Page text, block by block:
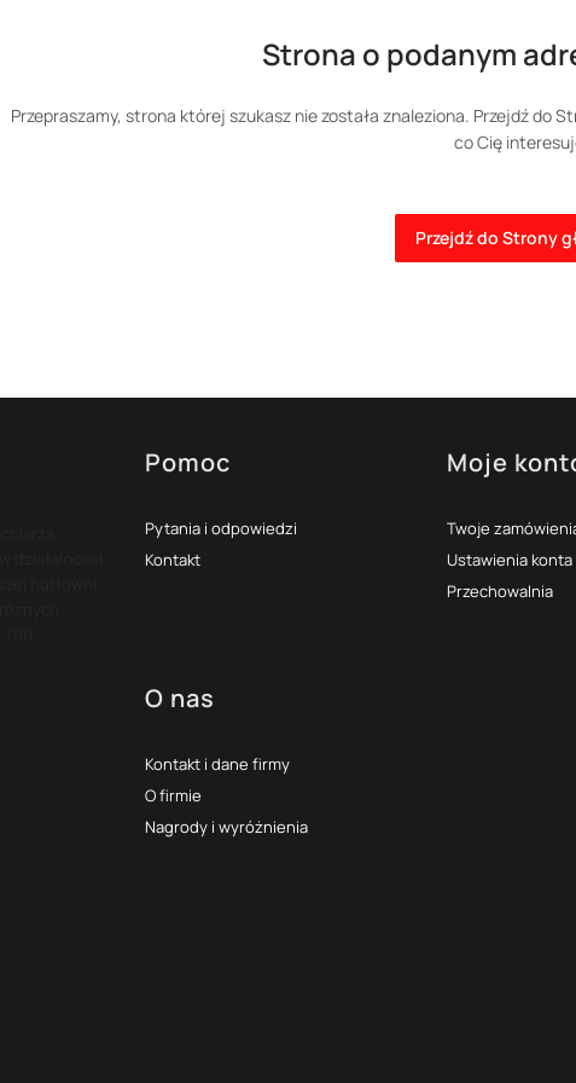
Strona o podanym
Przepraszamy, strona której szukasz nie została znaleziona. Przejdź do
co Cię
Przejdź do Strony
Linki w stopce
Pomoc
Pytania i odpowiedzi
Kontakt
Moje
Twoje
Ustawienia konta
Przechowalnia
O nas
Kontakt i dane firmy
O firmie
Nagrody i wyróżnienia